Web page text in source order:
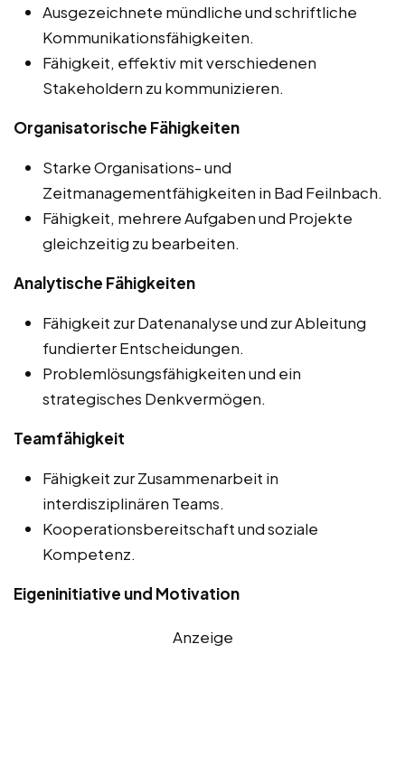
Ausgezeichnete mündliche und schriftliche
Kommunikationsfähigkeiten.
Fähigkeit, effektiv mit verschiedenen
Stakeholdern zu kommunizieren.
Organisatorische Fähigkeiten
Starke Organisations- und
Zeitmanagementfähigkeiten in Bad Feilnbach.
Fähigkeit, mehrere Aufgaben und Projekte
gleichzeitig zu bearbeiten.
Analytische Fähigkeiten
Fähigkeit zur Datenanalyse und zur Ableitung
fundierter Entscheidungen.
Problemlösungsfähigkeiten und ein
strategisches Denkvermögen.
Teamfähigkeit
Fähigkeit zur Zusammenarbeit in
interdisziplinären Teams.
Kooperationsbereitschaft und soziale
Kompetenz.
Eigeninitiative und Motivation
Anzeige